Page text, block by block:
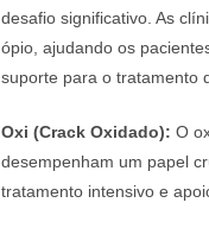
desafio significativo. As
ópio, ajudando os
suporte para o tratamento
Oxi (Crack Oxidado): O
desempenham um papel
tratamento intensivo e